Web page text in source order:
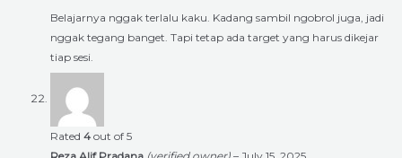
Belajarnya nggak terlalu kaku. Kadang sambil ngobrol juga, jadi
nggak tegang banget. Tapi tetap ada target yang harus dikejar
tiap sesi.
Rated 4 out of 5